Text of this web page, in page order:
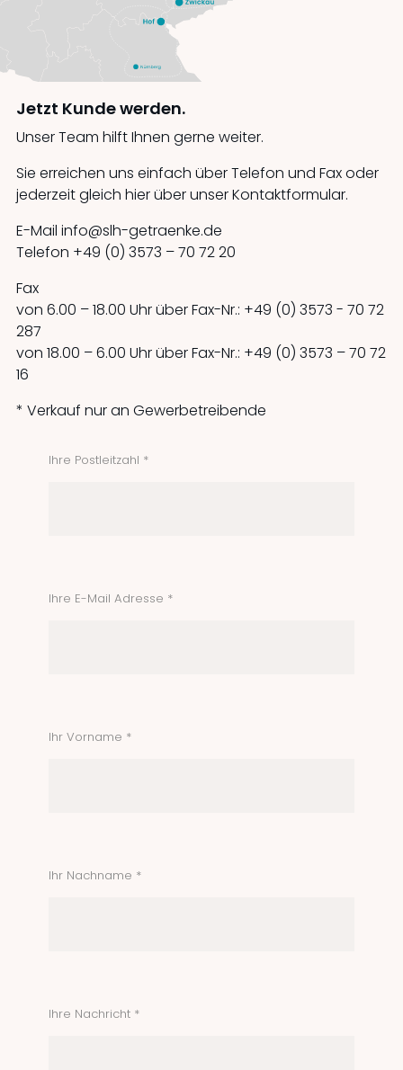
Jetzt Kunde werden.
Unser Team hilft Ihnen gerne weiter.
Sie erreichen uns einfach über Telefon und Fax oder
jederzeit gleich hier über unser Kontaktformular.
E-Mail info@slh-getraenke.de
Telefon +49 (0) 3573 – 70 72 20
Fax
von 6.00 – 18.00 Uhr über Fax-Nr.: +49 (0) 3573 - 70 72
287
von 18.00 – 6.00 Uhr über Fax-Nr.: +49 (0) 3573 – 70 72
16
* Verkauf nur an Gewerbetreibende
Ihre Postleitzahl *
Ihre E-Mail Adresse *
Ihr Vorname *
Ihr Nachname *
Ihre Nachricht *